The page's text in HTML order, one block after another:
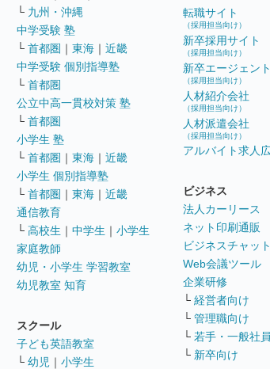
└ 九州・沖縄
中学受験 塾
└ 首都圏 ｜ 東海 ｜ 近畿
中学受験 個別指導塾
└ 首都圏
公立中高一貫校対策 塾
└ 首都圏
小学生 塾
└ 首都圏 ｜ 東海 ｜ 近畿
小学生 個別指導塾
└ 首都圏 ｜ 東海 ｜ 近畿
通信教育
└ 高校生 ｜ 中学生 ｜ 小学生
家庭教師
幼児・小学生 学習教室
幼児教室 知育
スクール
子ども英語教室
└ 幼児 ｜ 小学生
転職サイト
（採用担当向け）
新卒採用サイト
（採用担当向け）
新卒エージェン
（採用担当向け）
人材紹介会社
（採用担当向け）
人材派遣会社
（採用担当向け）
アルバイト求人
ビジネス
法人カーリース
ネット印刷通販
ビジネスチャッ
Web会議ツール
企業研修
└ 経営者向け
└ 管理職向け
└ 若手・一般社
└ 新卒向け